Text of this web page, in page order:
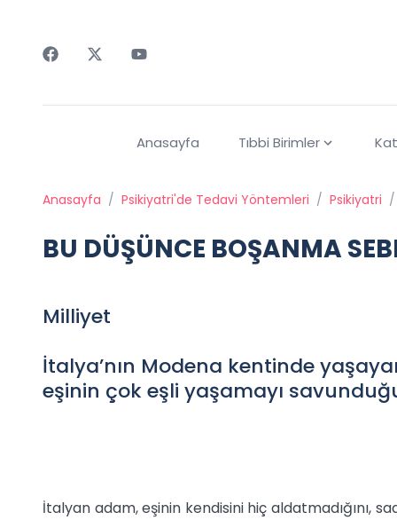
Anasayfa Tıbbi Birimler
Anasayfa / Psikiyatri'de Tedavi Yöntemleri / Psikiyatri /
BU DÜŞÜNCE BOŞANMA
Milliyet
İtalya’nın Modena kentinde
eşinin çok eşli yaşamayı
İtalyan adam, eşinin kendisini hiç aldatmadığını,